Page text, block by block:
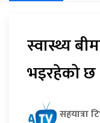
स्वास्थ्य
भइरहेको छ :
सहयात्रा